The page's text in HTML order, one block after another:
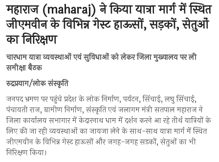
महाराज (maharaj) ने किया यात्रा मार्ग में स्थित
जीएमवीन के विभिन्न गेस्ट हाऊसों, सड़कों, सेतुओं
का निरिक्षण
चारधाम यात्रा व्यवस्थाओं एवं सुविधाओं को लेकर जिला मुख्यालय पर ली
समीक्षा बैठक
रुद्रप्रयाग/लोक संस्कृति
जनपद भ्रमण पर पहुंचे प्रदेश के लोक निर्माण, पर्यटन, सिंचाई, लघु सिंचाई,
पंचायती राज, ग्रामीण निर्माण, संस्कृति एवं जलागम मंत्री सतपाल महाराज ने
जिला कार्यालय सभागार में केदारनाथ धाम में दर्शन करने आ रहे तीर्थ यात्रियों के
लिए की जा रही व्यवस्थाओं का जायजा लेने के साथ-साथ यात्रा मार्ग में स्थित
जीएमवीन के विभिन्न गेस्ट हाऊसों और जगह-जगह सड़कों, सेतुओं का भी
निरिक्षण किया।